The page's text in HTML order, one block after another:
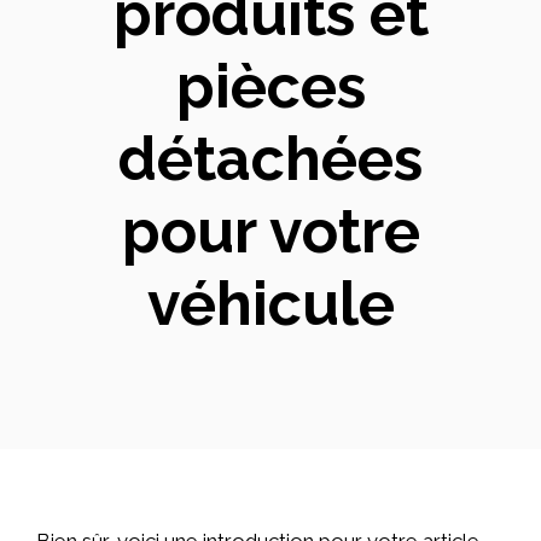
pièces
détachées
pour votre
véhicule